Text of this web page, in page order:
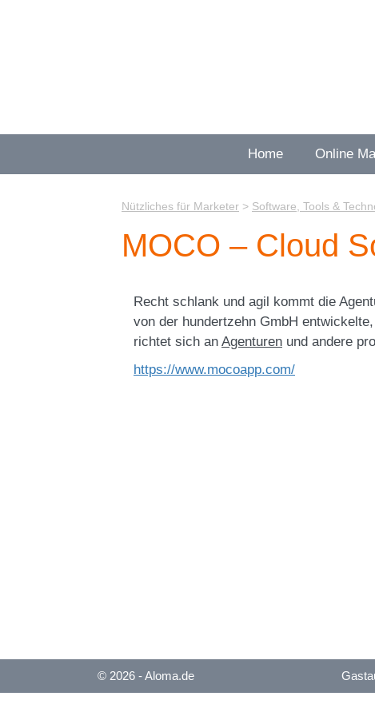
Home Online
Nützliches für Marketer > Software, Tools &
MOCO – Cloud
Recht schlank und agil kommt die
von der hundertzehn GmbH
richtet sich an Agenturen und andere
https://www.mocoapp.com/
© 2026 - Aloma.de